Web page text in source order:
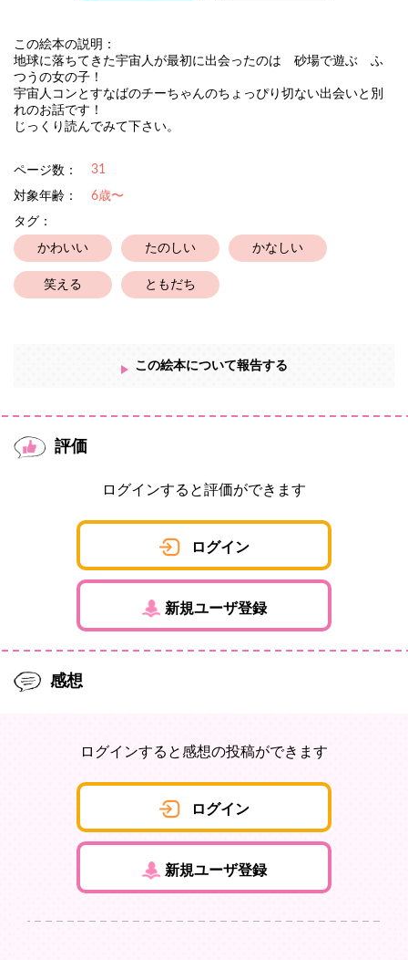
この絵本の説明：
地球に落ちてきた宇宙人が最初に出会ったのは 砂場で遊ぶ ふ
つうの女の子！
宇宙人コンとすなばのチーちゃんのちょっぴり切ない出会いと別
れのお話です！
じっくり読んでみて下さい。
ページ数： 31
対象年齢：
6歳〜
タグ：
かわいい たのしい かなしい
笑える ともだち
この絵本について報告する
評価
ログインすると評価ができます
ログイン
新規ユーザ登録
感想
ログインすると感想の投稿ができます
ログイン
新規ユーザ登録